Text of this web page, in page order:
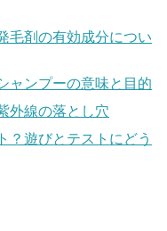
毛剤の有効成分につい
ャンプーの意味と目的
外線の落とし穴
？遊びとテストにどう